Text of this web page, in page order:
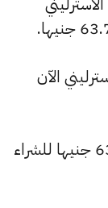
الآن
ميد بنك: الجنيه الاسترليني يسجل 63.20 جنيها للشراء